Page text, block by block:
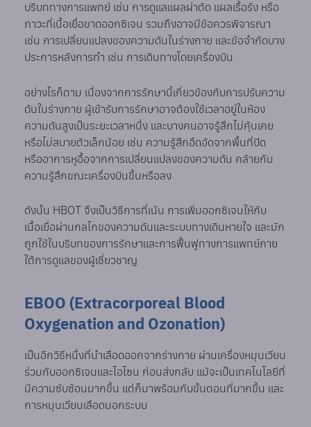
บริบททางการแพทย์ เช่น การดูแลแผลผ่าตัด แผลเรื้อรัง หรือ
ภาวะที่เนื้อเยื่อขาดออกซิเจน รวมถึงอาจมีข้อควรพิจารณา
เช่น การเปลี่ยนแปลงของความดันในร่างกาย และข้อจำกัดบาง
ประการหลังการทำ เช่น การเดินทางโดยเครื่องบิน
อย่างไรก็ตาม เนื่องจากการรักษานี้เกี่ยวข้องกับการปรับความ
ดันในร่างกาย ผู้เข้ารับการรักษาอาจต้องใช้เวลาอยู่ในห้อง
ความดันสูงเป็นระยะเวลาหนึ่ง และบางคนอาจรู้สึกไม่คุ้นเคย
หรือไม่สบายตัวเล็กน้อย เช่น ความรู้สึกอึดอัดจากพื้นที่ปิด
หรืออาการหูอื้อจากการเปลี่ยนแปลงของความดัน คล้ายกับ
ความรู้สึกขณะเครื่องบินขึ้นหรือลง
ดังนั้น HBOT จึงเป็นวิธีการที่เน้น การเพิ่มออกซิเจนให้กับ
เนื้อเยื่อผ่านกลไกของความดันและระบบทางเดินหายใจ และมัก
ถูกใช้ในบริบทของการรักษาและการฟื้นฟูทางการแพทย์ภาย
ใต้การดูแลของผู้เชี่ยวชาญ
EBOO (Extracorporeal Blood
Oxygenation and Ozonation)
เป็นอีกวิธีหนึ่งที่นำเลือดออกจากร่างกาย ผ่านเครื่องหมุนเวียน
ร่วมกับออกซิเจนและโอโซน ก่อนส่งกลับ แม้จะเป็นเทคโนโลยีที่
มีความซับซ้อนมากขึ้น แต่ก็มาพร้อมกับขั้นตอนที่มากขึ้น และ
การหมุนเวียนเลือดนอกระบบ